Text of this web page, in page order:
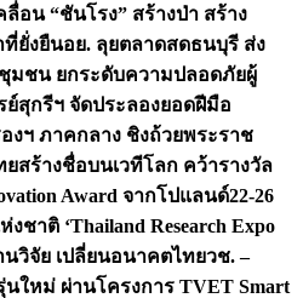
ลื่อน “ชันโรง” สร้างป่า สร้าง
ยั่งยืนอย. ลุยตลาดสดธนบุรี ส่ง
มชน ยกระดับความปลอดภัยผู้
สุกรีฯ จัดประลองยอดฝีมือ
งฯ ภาคกลาง ชิงถ้วยพระราช
สร้างชื่อบนเวทีโลก คว้ารางวัล
Award จากโปแลนด์22-26
ชาติ ‘Thailand Research Expo
นวิจัย เปลี่ยนอนาคตไทยวช. –
ใหม่ ผ่านโครงการ TVET Smart